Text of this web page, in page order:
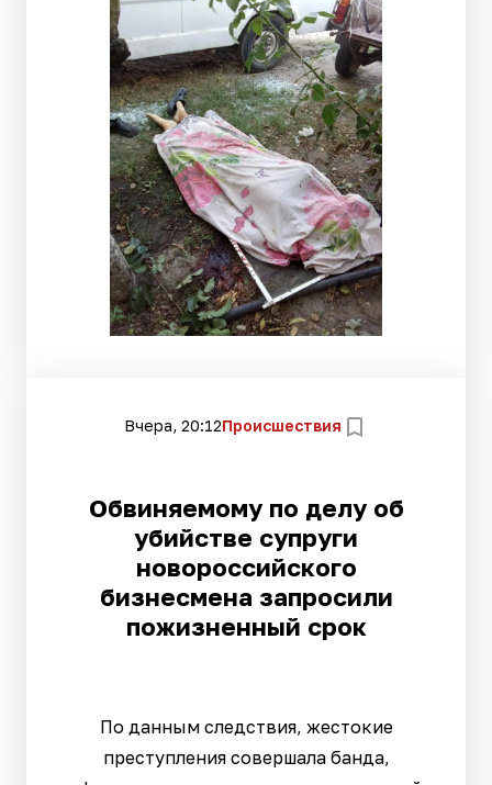
Вчера, 20:12Происшествия
Обвиняемому по делу об
убийстве супруги
новороссийского
бизнесмена запросили
пожизненный срок
По данным следствия, жестокие
преступления совершала банда,